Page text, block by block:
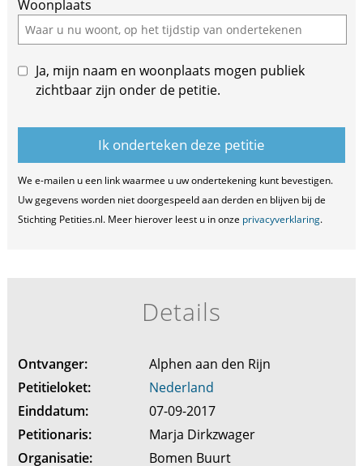
Woonplaats
Ja, mijn naam en woonplaats mogen publiek
zichtbaar zijn onder de petitie.
We e-mailen u een link waarmee u uw ondertekening kunt bevestigen.
Uw gegevens worden niet doorgespeeld aan derden en blijven bij de
Stichting Petities.nl. Meer hierover leest u in onze privacyverklaring.
Details
Ontvanger:
Alphen aan den Rijn
Petitieloket:
Nederland
Einddatum:
07-09-2017
Petitionaris:
Marja Dirkzwager
Organisatie:
Bomen Buurt